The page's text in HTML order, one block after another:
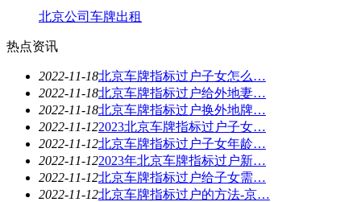
北京公司车牌出租
热点资讯
2022-11-18北京车牌指标过户子女怎么…
2022-11-18北京车牌指标过户给外地妻…
2022-11-18北京车牌指标过户换外地牌…
2022-11-122023北京车牌指标过户子女…
2022-11-12北京车牌指标过户子女年龄…
2022-11-122023年北京车牌指标过户新…
2022-11-12北京车牌指标过户给子女需…
2022-11-12北京车牌指标过户的方法-京…